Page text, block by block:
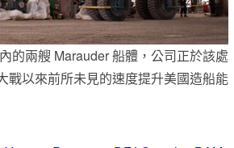
的兩艘 Marauder 船體，公司正於該處
戰以來前所未見的速度提升美國造船能